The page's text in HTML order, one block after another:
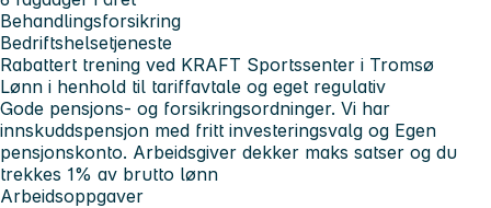
Behandlingsforsikring
Bedriftshelsetjeneste
Rabattert trening ved KRAFT Sportssenter i Tromsø
Lønn i henhold til tariffavtale og eget regulativ
Gode pensjons- og forsikringsordninger. Vi har
innskuddspensjon med fritt investeringsvalg og Egen
pensjonskonto. Arbeidsgiver dekker maks satser og du
trekkes 1% av brutto lønn
Arbeidsoppgaver